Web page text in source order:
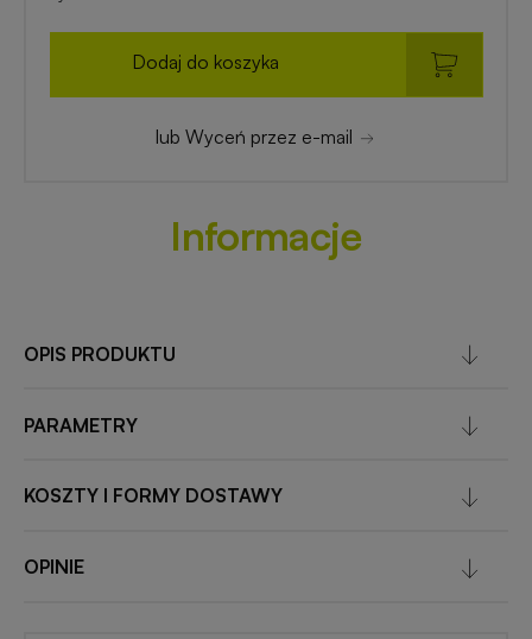
Dodaj do koszyka
lub Wyceń przez e-mail
Informacje
OPIS PRODUKTU
PARAMETRY
KOSZTY I FORMY DOSTAWY
OPINIE